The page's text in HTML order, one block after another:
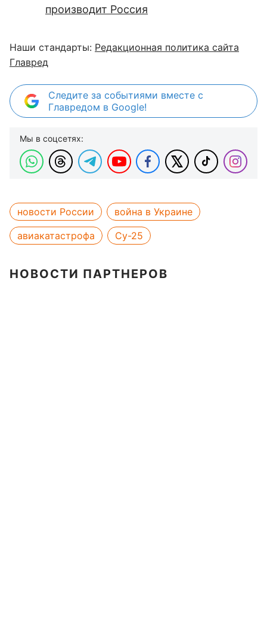
производит Россия
Наши стандарты: Редакционная политика сайта
Главред
Следите за событиями вместе с
Главредом в Google!
Мы в соцсетях:
новости России
война в Украине
авиакатастрофа
Су-25
НОВОСТИ ПАРТНЕРОВ